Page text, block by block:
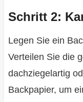
Schritt 2:
Legen Sie ein
Verteilen Sie die
dachziegelartig
Backpapier, um